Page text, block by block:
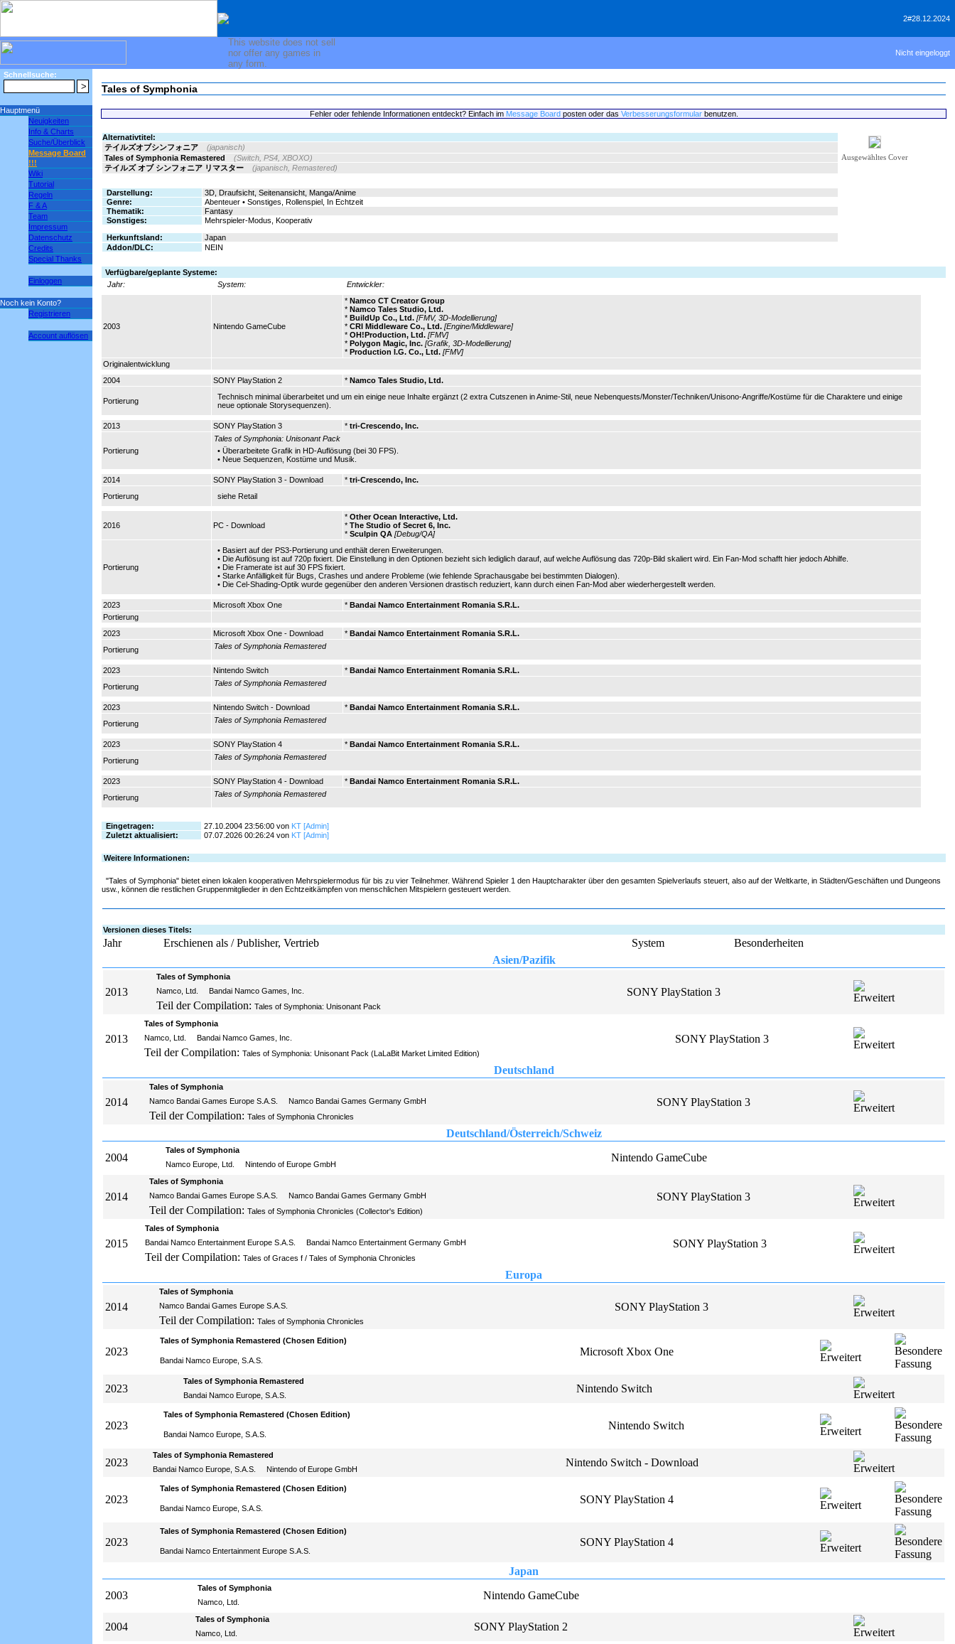
2#28.12.2024
This website does not sell
nor offer any games in
any form.
Nicht eingeloggt
Schnellsuche:
Hauptmenü
Neuigkeiten
Info & Charts
Suche/Überblick
Message Board
!!!
Wiki
Tutorial
Regeln
F & A
Team
Impressum
Datenschutz
Credits
Special Thanks
Einloggen
Noch kein Konto?
Registrieren
Account auflösen
Tales of Symphonia
Fehler oder fehlende Informationen entdeckt? Einfach im Message Boardposten oder das Verbesserungsformularbenutzen.
Alternativtitel:
テイルズオブシンフォニア (japanisch)
Tales of Symphonia Remastered (Switch, PS4, XBOXO)
テイルズ オブ シンフォニア リマスター (japanisch, Remastered)
Darstellung:
3D, Draufsicht, Seitenansicht, Manga/Anime
Genre:
Abenteuer • Sonstiges, Rollenspiel, In Echtzeit
Thematik:
Fantasy
Sonstiges:
Mehrspieler-Modus, Kooperativ
Herkunftsland:
Japan
Addon/DLC:
NEIN
Ausgewähltes Cover
Verfügbare/geplante Systeme:
Jahr:
System: Entwickler:
2003 Nintendo GameCube
* Namco CT Creator Group
* Namco Tales Studio, Ltd.
* BuildUp Co., Ltd. [FMV, 3D-Modellierung]
* CRI Middleware Co., Ltd. [Engine/Middleware]
* OH!Production, Ltd. [FMV]
* Polygon Magic, Inc. [Grafik, 3D-Modellierung]
* Production I.G. Co., Ltd. [FMV]
Originalentwicklung
2004
SONY PlayStation 2 * Namco Tales Studio, Ltd.
Portierung
Technisch minimal überarbeitet und um ein einige neue Inhalte ergänzt (2 extra Cutszenen in Anime-Stil, neue Nebenquests/Monster/Techniken/Unisono-Angriffe/Kostüme für die Charaktere und einige
neue optionale Storysequenzen).
2013 SONY PlayStation 3 * tri-Crescendo, Inc.
Portierung
Tales of Symphonia: Unisonant Pack
• Überarbeitete Grafik in HD-Auflösung (bei 30 FPS).
• Neue Sequenzen, Kostüme und Musik.
2014 SONY PlayStation 3 - Download * tri-Crescendo, Inc.
Portierung
siehe Retail
2016 PC - Download
* Other Ocean Interactive, Ltd.
* The Studio of Secret 6, Inc.
* Sculpin QA [Debug/QA]
Portierung
• Basiert auf der PS3-Portierung und enthält deren Erweiterungen.
• Die Auflösung ist auf 720p fixiert. Die Einstellung in den Optionen bezieht sich lediglich darauf, auf welche Auflösung das 720p-Bild skaliert wird. Ein Fan-Mod schafft hier jedoch Abhilfe.
• Die Framerate ist auf 30 FPS fixiert.
• Starke Anfälligkeit für Bugs, Crashes und andere Probleme (wie fehlende Sprachausgabe bei bestimmten Dialogen).
• Die Cel-Shading-Optik wurde gegenüber den anderen Versionen drastisch reduziert, kann durch einen Fan-Mod aber wiederhergestellt werden.
2023 Microsoft Xbox One * Bandai Namco Entertainment Romania S.R.L.
Portierung
2023
Microsoft Xbox One - Download * Bandai Namco Entertainment Romania S.R.L.
Portierung
Tales of Symphonia Remastered
2023 Nintendo Switch * Bandai Namco Entertainment Romania S.R.L.
Portierung
Tales of Symphonia Remastered
2023 Nintendo Switch - Download * Bandai Namco Entertainment Romania S.R.L.
Portierung
Tales of Symphonia Remastered
2023 SONY PlayStation 4 * Bandai Namco Entertainment Romania S.R.L.
Portierung
Tales of Symphonia Remastered
2023 SONY PlayStation 4 - Download * Bandai Namco Entertainment Romania S.R.L.
Portierung
Tales of Symphonia Remastered
Eingetragen: 27.10.2004 23:56:00 von KT [Admin]
Zuletzt aktualisiert:
07.07.2026 00:26:24 von KT [Admin]
Weitere Informationen:
"Tales of Symphonia" bietet einen lokalen kooperativen Mehrspielermodus für bis zu vier Teilnehmer. Während Spieler 1 den Hauptcharakter über den gesamten Spielverlaufs steuert, also auf der Weltkarte, in Städten/Geschäften und Dungeons
usw., können die restlichen Gruppenmitglieder in den Echtzeitkämpfen von menschlichen Mitspielern gesteuert werden.
Versionen dieses Titels:
Jahr Erschienen als / Publisher, Vertrieb System
Besonderheiten
Asien/Pazifik
2013
Tales of Symphonia
SONY PlayStation 3
Namco, Ltd. Bandai Namco Games, Inc.
Teil der Compilation: Tales of Symphonia: Unisonant Pack
2013
Tales of Symphonia
SONY PlayStation 3
Namco, Ltd. Bandai Namco Games, Inc.
Teil der Compilation: Tales of Symphonia: Unisonant Pack (LaLaBit Market Limited Edition)
Deutschland
2014
Tales of Symphonia
SONY PlayStation 3
Namco Bandai Games Europe S.A.S. Namco Bandai Games Germany GmbH
Teil der Compilation: Tales of Symphonia Chronicles
Deutschland/Österreich/Schweiz
2004
Tales of Symphonia
Nintendo GameCube
Namco Europe, Ltd. Nintendo of Europe GmbH
2014
Tales of Symphonia
SONY PlayStation 3
Namco Bandai Games Europe S.A.S. Namco Bandai Games Germany GmbH
Teil der Compilation: Tales of Symphonia Chronicles (Collector's Edition)
2015
Tales of Symphonia
SONY PlayStation 3
Bandai Namco Entertainment Europe S.A.S. Bandai Namco Entertainment Germany GmbH
Teil der Compilation: Tales of Graces f / Tales of Symphonia Chronicles
Europa
2014
Tales of Symphonia
SONY PlayStation 3
Namco Bandai Games Europe S.A.S.
Teil der Compilation: Tales of Symphonia Chronicles
2023
Tales of Symphonia Remastered (Chosen Edition)
Microsoft Xbox One
Bandai Namco Europe, S.A.S.
2023
Tales of Symphonia Remastered
Nintendo Switch
Bandai Namco Europe, S.A.S.
2023
Tales of Symphonia Remastered (Chosen Edition)
Nintendo Switch
Bandai Namco Europe, S.A.S.
2023
Tales of Symphonia Remastered
Nintendo Switch - Download
Bandai Namco Europe, S.A.S. Nintendo of Europe GmbH
2023
Tales of Symphonia Remastered (Chosen Edition)
SONY PlayStation 4
Bandai Namco Europe, S.A.S.
2023
Tales of Symphonia Remastered (Chosen Edition)
SONY PlayStation 4
Bandai Namco Entertainment Europe S.A.S.
Japan
2003
Tales of Symphonia
Nintendo GameCube
Namco, Ltd.
2004
Tales of Symphonia
SONY PlayStation 2
Namco, Ltd.